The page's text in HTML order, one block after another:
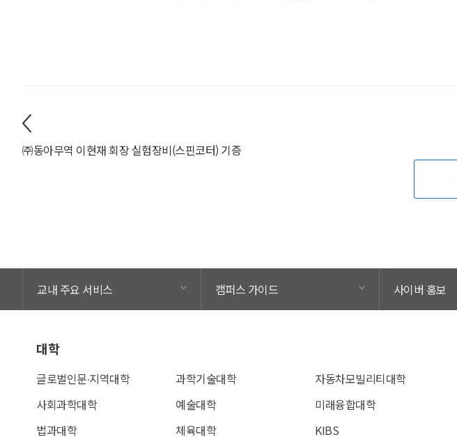
㈜동아무역 이현재 회장 실험장비(스핀코터) 기증
교내 주요 서비스 캠퍼스 가이드 사이버 홍보
대학
글로벌인문∙지역대학
사회과학대학
법과대학
과학기술대학
예술대학
체육대학
자동차모빌리티대학
미래융합대학
KIBS